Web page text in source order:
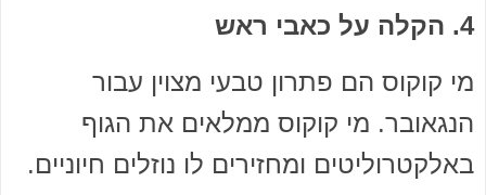
4. הקלה על כאבי ראש
מי קוקוס הם פתרון טבעי מצוין עבור
הנגאובר. מי קוקוס ממלאים את הגוף
באלקטרוליטים ומחזירים לו נוזלים חיוניים.